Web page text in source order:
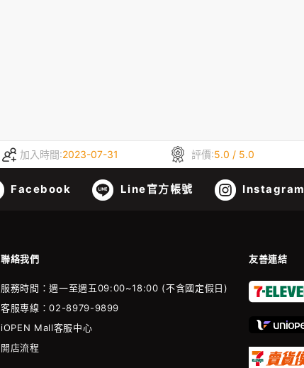
加入時間:2023-07-31 評價:5.0 / 5.0
Facebook Line官方帳號 Instagram
聯絡我們 友善連結
服務時間：週一至週五09:00~18:00 (不含國定假日)
客服專線：02-8979-9899
iOPEN Mall客服中心
開店流程